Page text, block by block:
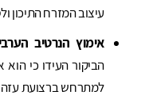
עיצוב המזרח התיכון
אימוץ הנרטיב
הביקור העידו כי
למתרחש ברצועת עזה